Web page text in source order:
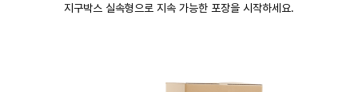
지구박스 실속형으로 지속 가능한 포장을 시작하세요.